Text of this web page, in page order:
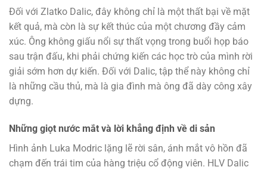
Đối với Zlatko Dalic, đây không chỉ là một thất bại về mặt
kết quả, mà còn là sự kết thúc của một chương đầy cảm
xúc. Ông không giấu nổi sự thất vọng trong buổi họp báo
sau trận đấu, khi phải chứng kiến các học trò của mình rời
giải sớm hơn dự kiến. Đối với Dalic, tập thể này không chỉ
là những cầu thủ, mà là gia đình mà ông đã dày công xây
dựng.
Những giọt nước mắt và lời khẳng định về di sản
Hình ảnh Luka Modric lặng lẽ rời sân, ánh mắt vô hồn đã
chạm đến trái tim của hàng triệu cổ động viên. HLV Dalic